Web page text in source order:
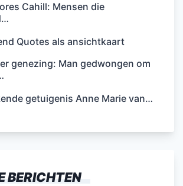
Cahill: Mensen die
Quotes als ansichtkaart
genezing: Man gedwongen om
getuigenis Anne Marie van…
BERICHTEN